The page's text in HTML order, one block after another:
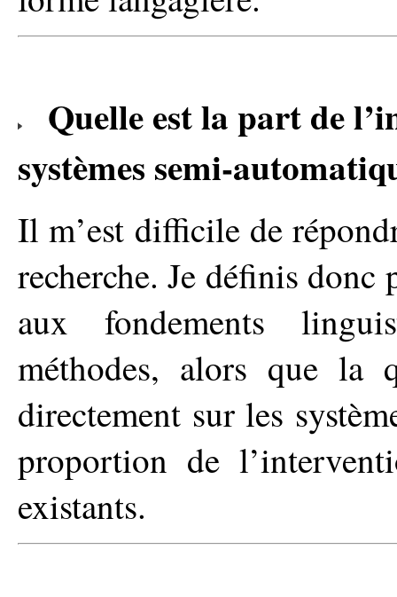
Quelle est la part de
systèmes semi-
Il m’est difficile de
recherche. Je définis
aux fondements
méthodes, alors que la
directement sur les
proportion de
existants.